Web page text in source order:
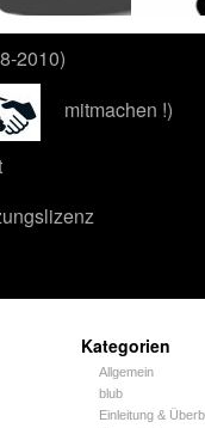
2010)
mitmachen !)
Kategorien
Allgemein
blub
Einleitung &